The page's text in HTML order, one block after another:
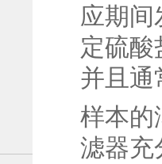
应期
定硫
并且通
样本的
滤器充